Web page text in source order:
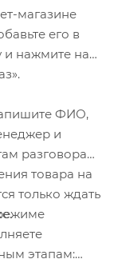
магазине
его в
и нажмите на
ФИО,
и
разговора
товара на
только ждать
этапам: